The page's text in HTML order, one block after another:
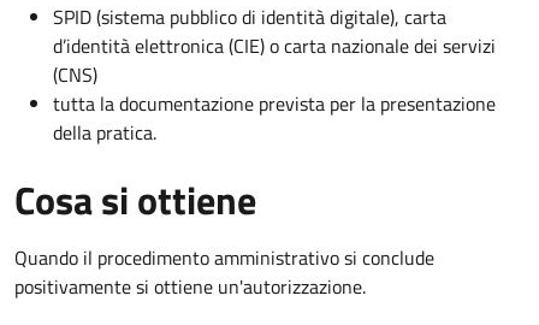
SPID (sistema pubblico di identità digitale), carta
d’identità elettronica (CIE) o carta nazionale dei servizi
(CNS)
tutta la documentazione prevista per la presentazione
della pratica.
Cosa si ottiene
Quando il procedimento amministrativo si conclude
positivamente si ottiene un'autorizzazione.